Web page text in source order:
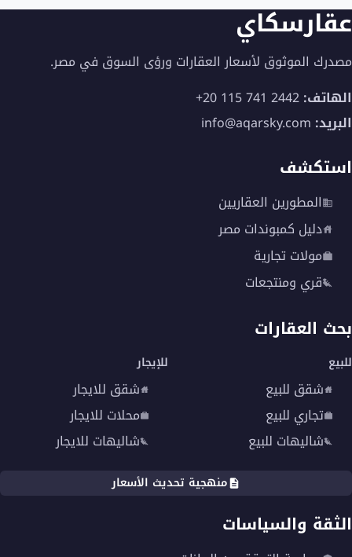
عقارسكاي
مصدرك الموثوق لأسعار العقارات ورؤى السوق في مصر.
الهاتف:+20 115 741 2442
البريد: info@aqarsky.com
استكشف
المطورين العقاريين
دليل كمبوندات مصر
مولات تجارية
قري ومنتجعات
بحث العقارات
للبيع
شقق للبيع
تجاري للبيع
شاليهات للبيع
للإيجار
شقق للايجار
محلات للايجار
شاليهات للايجار
منهجية تحديث الأسعار
الثقة والسياسات